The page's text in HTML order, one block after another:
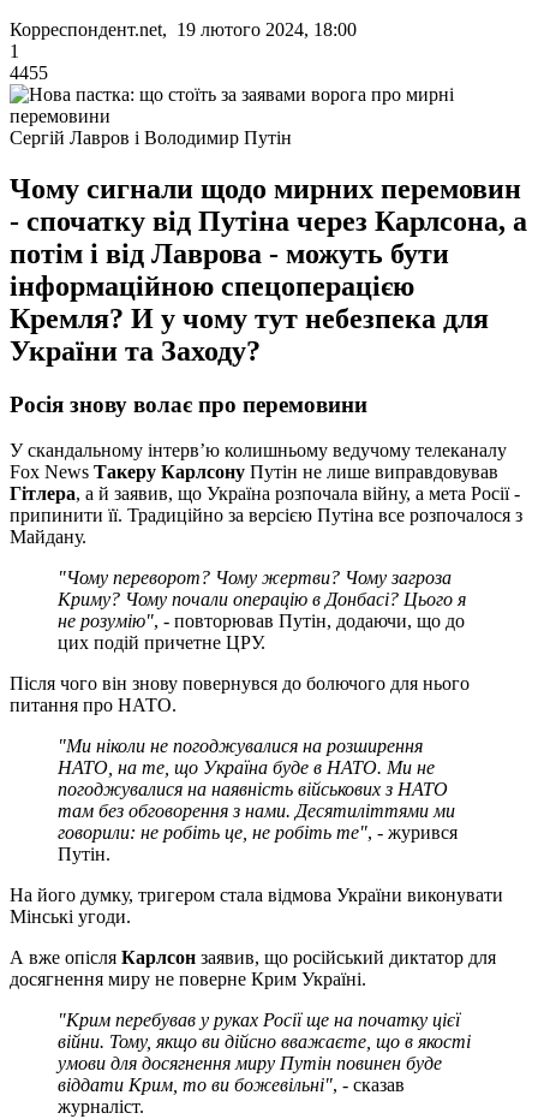
Корреспондент.net, 19 лютого 2024, 18:00
1
4455
Сергій Лавров і Володимир Путін
Чому сигнали щодо мирних перемовин
- спочатку від Путіна через Карлсона, а
потім і від Лаврова - можуть бути
інформаційною спецоперацією
Кремля? И у чому тут небезпека для
України та Заходу?
Росія знову волає про перемовини
У скандальному інтерв’ю колишньому ведучому телеканалу
Fox News Такеру Карлсону Путін не лише виправдовував
Гітлера, а й заявив, що Україна розпочала війну, а мета Росії -
припинити її. Традиційно за версією Путіна все розпочалося з
Майдану.
"Чому переворот? Чому жертви? Чому загроза
Криму? Чому почали операцію в Донбасі? Цього я
не розумію", - повторював Путін, додаючи, що до
цих подій причетне ЦРУ.
Після чого він знову повернувся до болючого для нього
питання про НАТО.
"Ми ніколи не погоджувалися на розширення
НАТО, на те, що Україна буде в НАТО. Ми не
погоджувалися на наявність військових з НАТО
там без обговорення з нами. Десятиліттями ми
говорили: не робіть це, не робіть те", - журився
Путін.
На його думку, тригером стала відмова України виконувати
Мінські угоди.
А вже опісля Карлсон заявив, що російський диктатор для
досягнення миру не поверне Крим Україні.
"Крим перебував у руках Росії ще на початку цієї
війни. Тому, якщо ви дійсно вважаєте, що в якості
умови для досягнення миру Путін повинен буде
віддати Крим, то ви божевільні", - сказав
журналіст.